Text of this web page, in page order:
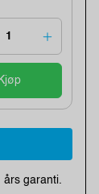
Kjøp
garanti.